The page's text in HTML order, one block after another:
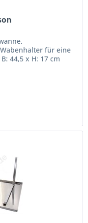
für eine
44,5 x H: 17 cm